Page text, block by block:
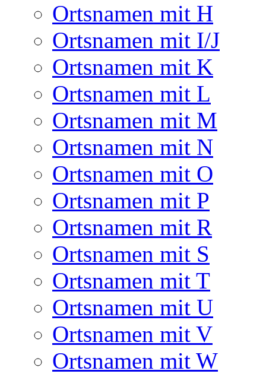
Ortsnamen mit H
Ortsnamen mit I/J
Ortsnamen mit K
Ortsnamen mit L
Ortsnamen mit M
Ortsnamen mit N
Ortsnamen mit O
Ortsnamen mit P
Ortsnamen mit R
Ortsnamen mit S
Ortsnamen mit T
Ortsnamen mit U
Ortsnamen mit V
Ortsnamen mit W